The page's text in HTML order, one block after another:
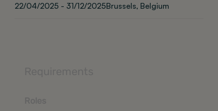
22/04/2025 - 31/12/2025Brussels, Belgium